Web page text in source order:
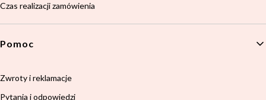
Czas realizacji zamówienia
Pomoc
Zwroty i reklamacje
Pytania i odpowiedzi